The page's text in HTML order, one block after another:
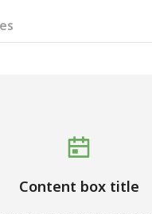
Content box title